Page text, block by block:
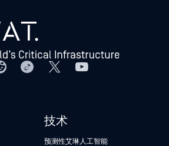
技术
预测性艾琳人工智能